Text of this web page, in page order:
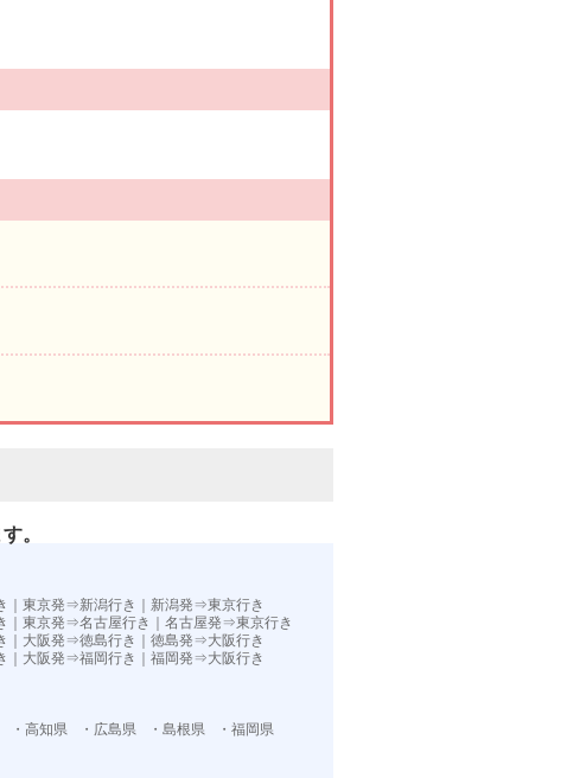
。
東京発⇒新潟行き
新潟発⇒東京行き
東京発⇒名古屋行き
名古屋発⇒東京行き
大阪発⇒徳島行き
徳島発⇒大阪行き
大阪発⇒福岡行き｜ 福岡発⇒大阪行き
・高知県 ・広島県 ・島根県
・福岡県